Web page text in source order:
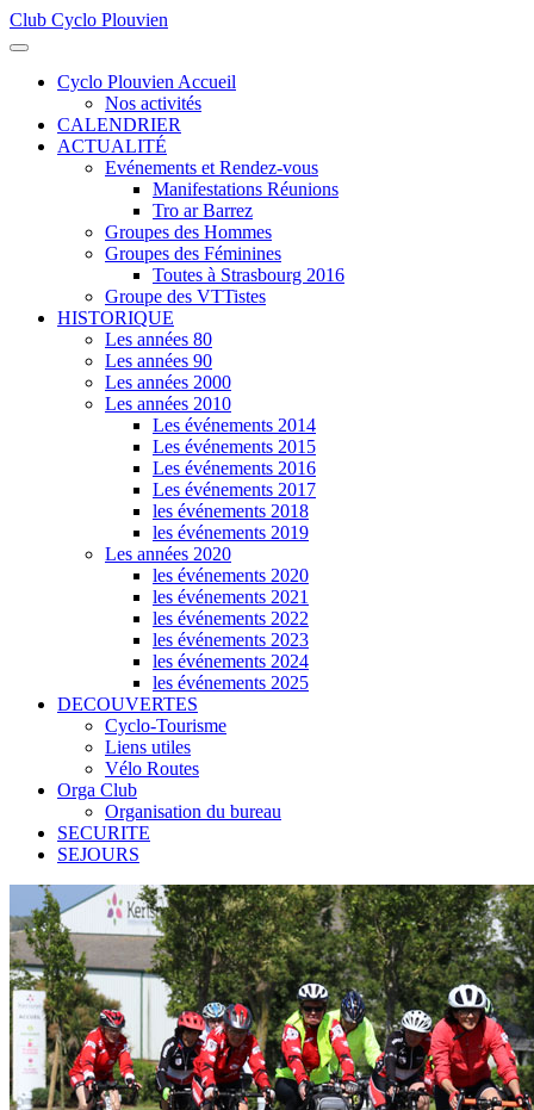
Club Cyclo Plouvien
Cyclo Plouvien Accueil
Nos activités
CALENDRIER
ACTUALITÉ
Evénements et Rendez-vous
Manifestations Réunions
Tro ar Barrez
Groupes des Hommes
Groupes des Féminines
Toutes à Strasbourg 2016
Groupe des VTTistes
HISTORIQUE
Les années 80
Les années 90
Les années 2000
Les années 2010
Les événements 2014
Les événements 2015
Les événements 2016
Les événements 2017
les événements 2018
les événements 2019
Les années 2020
les événements 2020
les événements 2021
les événements 2022
les événements 2023
les événements 2024
les événements 2025
DECOUVERTES
Cyclo-Tourisme
Liens utiles
Vélo Routes
Orga Club
Organisation du bureau
SECURITE
SEJOURS
précédente
précédent
suivante
suivant